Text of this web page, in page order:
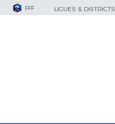
FFF LIGUES & DISTRICTS